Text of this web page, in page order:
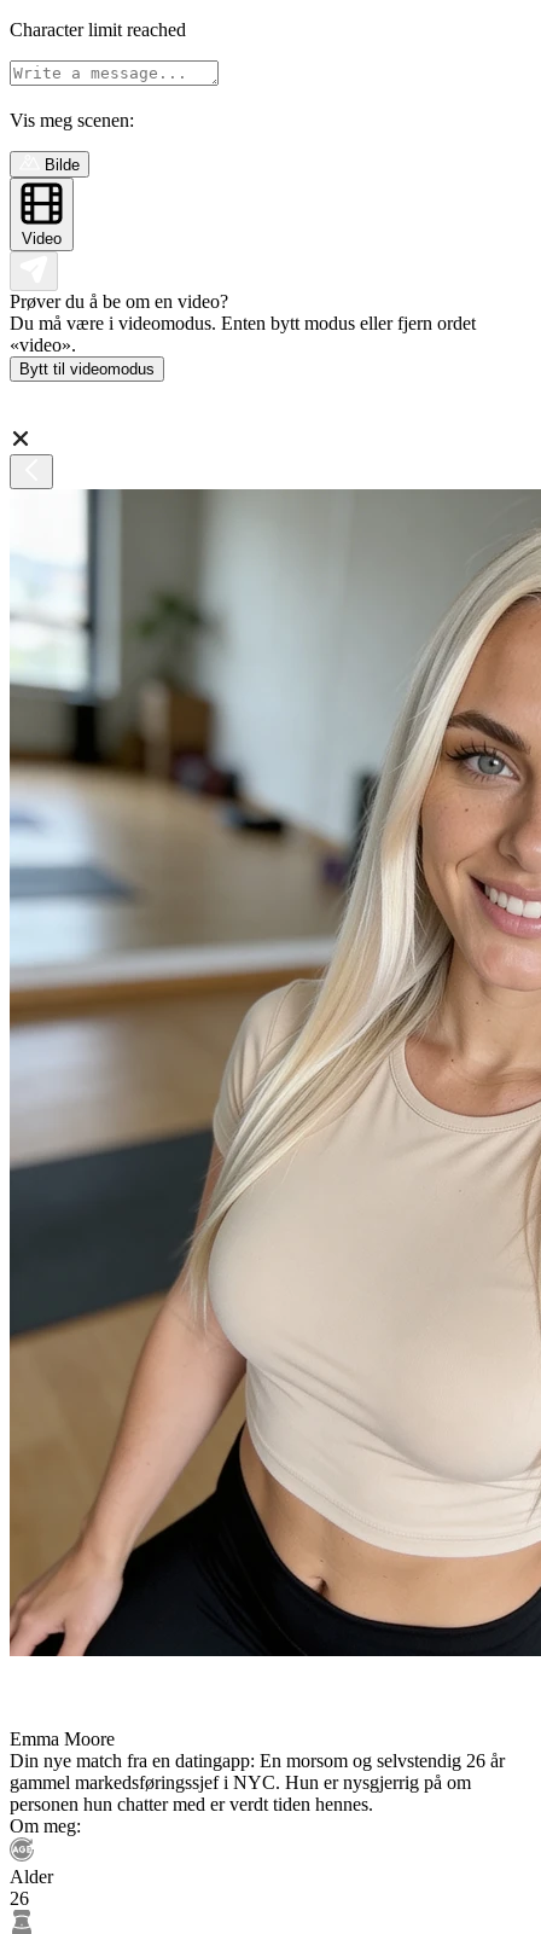
Character limit reached
Vis meg scenen:
Bilde
Video
Prøver du å be om en video?
Du må være i videomodus. Enten bytt modus eller fjern ordet
«video».
Bytt til videomodus
Emma Moore
Din nye match fra en datingapp: En morsom og selvstendig 26 år
gammel markedsføringssjef i NYC. Hun er nysgjerrig på om
personen hun chatter med er verdt tiden hennes.
Om meg:
Alder
26